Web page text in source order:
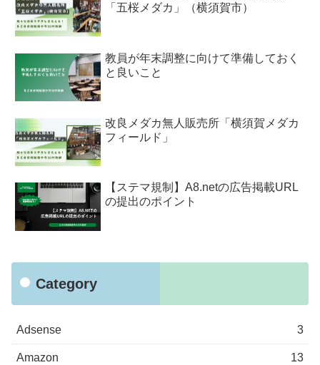
「五桜メダカ」（横須賀市）
教員が年末調整に向けて準備しておく
と良いこと
改良メダカ無人販売所「横須賀メダカ
フィールド」
【ステマ規制】A8.netの広告掲載URL
の提出のポイント
Category
Adsense 3
Amazon 13